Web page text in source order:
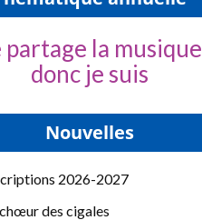
partage la musique
donc je suis
Nouvelles
2026-2027
des cigales